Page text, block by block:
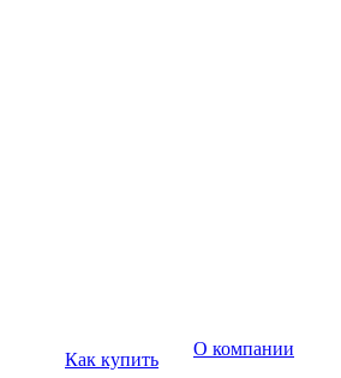
Как купить
О компании